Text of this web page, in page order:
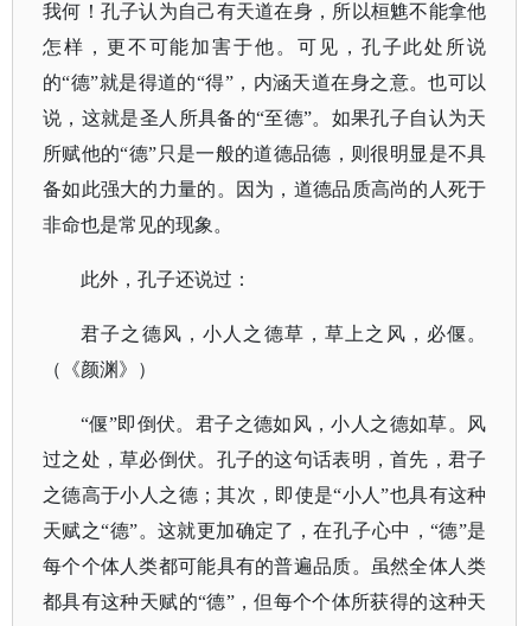
我何！孔子认为自己有天道在身，所以桓魋不能拿他
怎样，更不可能加害于他。可见，孔子此处所说
的“德”就是得道的“得”，内涵天道在身之意。也可以
说，这就是圣人所具备的“至德”。如果孔子自认为天
所赋他的“德”只是一般的道德品德，则很明显是不具
备如此强大的力量的。因为，道德品质高尚的人死于
非命也是常见的现象。
此外，孔子还说过：
君子之德风，小人之德草，草上之风，必偃。
（《颜渊》）
“偃”即倒伏。君子之德如风，小人之德如草。风
过之处，草必倒伏。孔子的这句话表明，首先，君子
之德高于小人之德；其次，即使是“小人”也具有这种
天赋之“德”。这就更加确定了，在孔子心中，“德”是
每个个体人类都可能具有的普遍品质。虽然全体人类
都具有这种天赋的“德”，但每个个体所获得的这种天